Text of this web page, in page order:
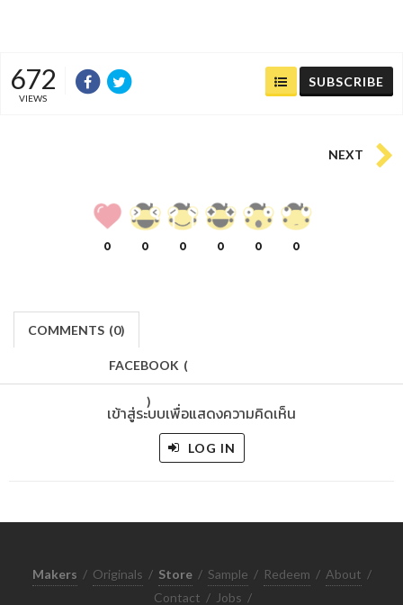
672
VIEWS
SUBSCRIBE
NEXT
0 0 0 0 0 0
COMMENTS (0)
FACEBOOK (
)
เข้าสู่ระบบเพื่อแสดงความคิดเห็น
LOG IN
Makers / Originals / Store / Sample / Redeem / About /
Contact / Jobs /